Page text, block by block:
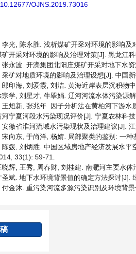
OJNS.2019.73016
李光, 陈永胜. 浅析煤矿开采对环境的影响
矿开采对环境的影响及治理对策[J]. 黑龙江
张永波. 开滦集团北阳庄煤矿开采对地下水
采矿对地质环境的影响及治理设想[J]. 中国
郎印海, 刘爱霞, 刘洁. 黄海近岸表层沉积物
宗学, 刘星才, 牛翠娟. 辽河河流水体污染源
王焰新, 张兆年. 因子分析法在黄柏河下游
河宁夏河段水污染现况评价[J]. 宁夏农林科
安徽省淮河流域水污染现状及治理建议[J].
宋向东, 于尚洋, 杨婧. 局部聚类的鉴别: 一
陈媛, 刘炳胜. 中国区域房地产经济发展水
33(1): 59-71.
晓辉, 王秀, 周春财, 刘桂建. 南淝河主要水
圣斌. 地下水环境背景值的确定方法探讨[J].
付金沐. 重污染河流多源污染识别及环境